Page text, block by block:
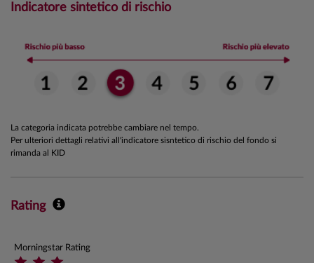
Indicatore sintetico di rischio
La categoria indicata potrebbe cambiare nel tempo.
Per ulteriori dettagli relativi all'indicatore sisntetico di rischio del fondo si
rimanda al KID
Rating
Morningstar Rating